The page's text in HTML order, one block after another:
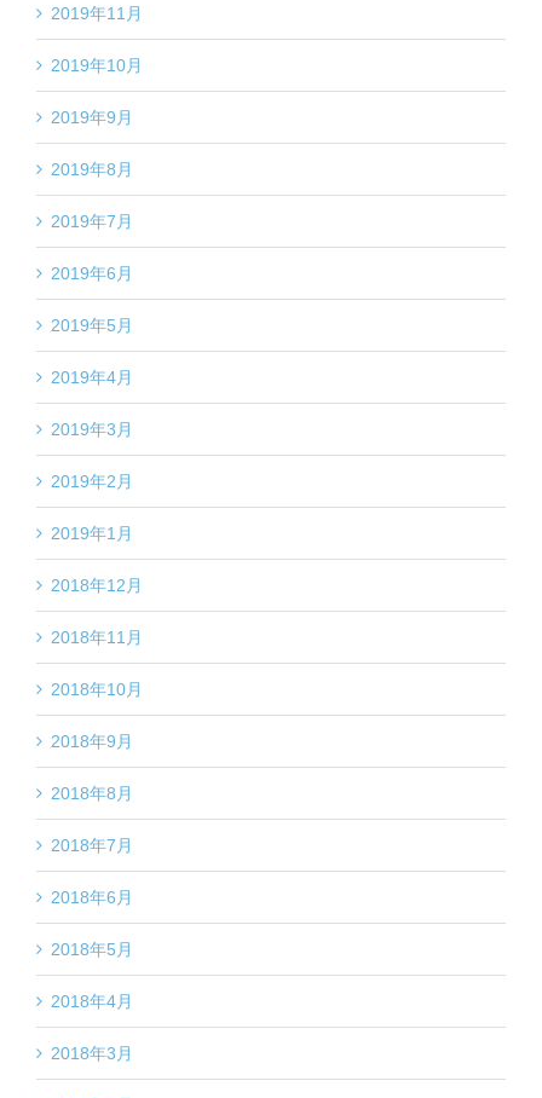
2019年11月
2019年10月
2019年9月
2019年8月
2019年7月
2019年6月
2019年5月
2019年4月
2019年3月
2019年2月
2019年1月
2018年12月
2018年11月
2018年10月
2018年9月
2018年8月
2018年7月
2018年6月
2018年5月
2018年4月
2018年3月